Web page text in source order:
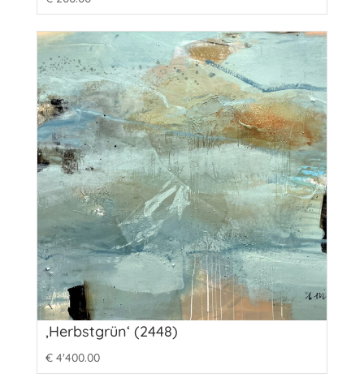
‚Herbstgrün‘ (2448)
€4'400.00